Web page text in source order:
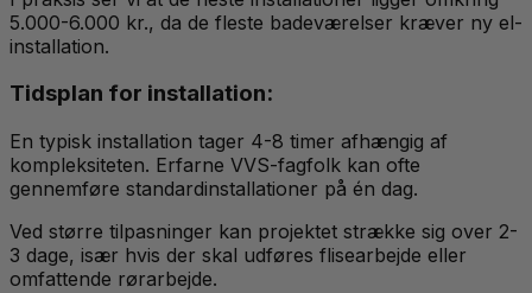
5.000-6.000 kr., da de fleste badeværelser kræver ny el-
installation.
Tidsplan for installation:
En typisk installation tager 4-8 timer afhængig af
kompleksiteten. Erfarne VVS-fagfolk kan ofte
gennemføre standardinstallationer på én dag.
Ved større tilpasninger kan projektet strække sig over 2-
3 dage, især hvis der skal udføres flisearbejde eller
omfattende rørarbejde.